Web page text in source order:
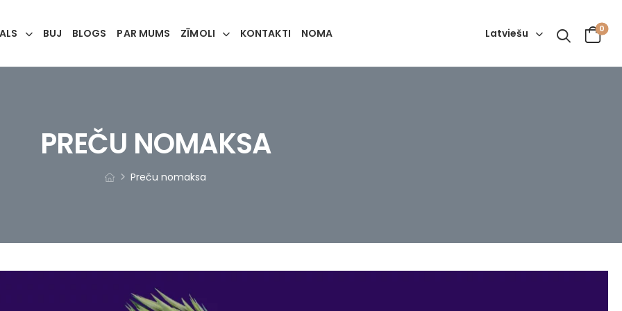
BUJ BLOGS PAR MUMS ZĪMOLI KONTAKTI NOMA Latviešu 0
PREČU NOMAKSA
Preču nomaksa